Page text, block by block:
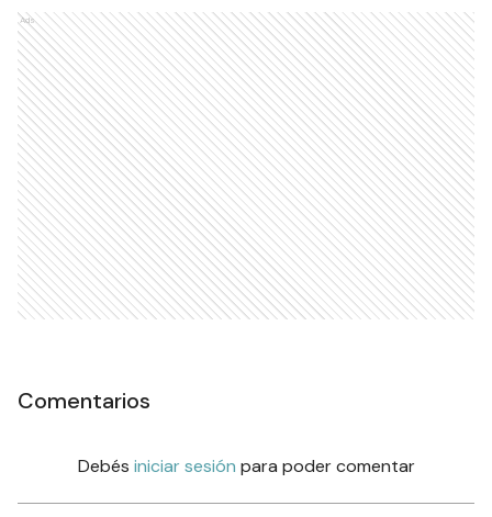
Ads
Comentarios
Debés iniciar sesión para poder comentar